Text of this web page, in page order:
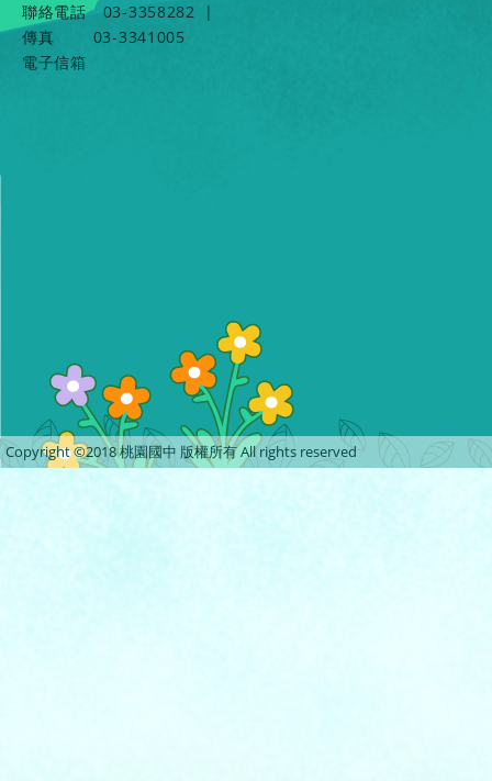
聯絡電話
03-3358282
|
傳真
03-3341005
電子信箱
Copyright ©2018 桃園國中 版權所有 All rights reserved